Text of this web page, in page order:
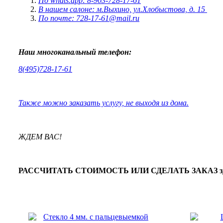
В нашем салоне: м.Выхино, ул.Хлобыстова, д. 15
По почте: 728-17-61@mail.ru
Наш многоканальный телефон:
8(495)728-17-61
Также можно заказать услугу, не выходя из дома.
ЖДЕМ ВАС!
РАССЧИТАТЬ СТОИМОСТЬ ИЛИ СДЕЛАТЬ ЗАКАЗ